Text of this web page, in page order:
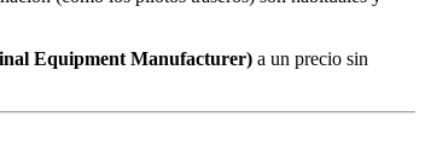
Equipment Manufacturer) a un precio sin